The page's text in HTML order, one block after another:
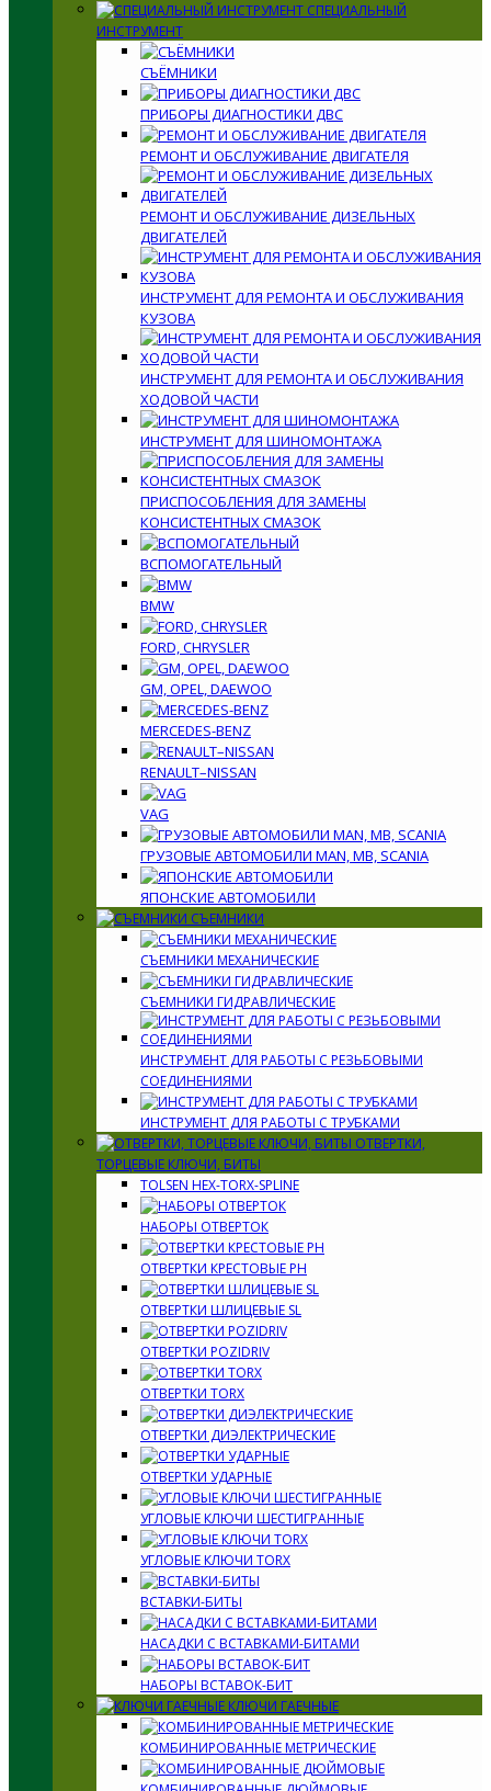
СПЕЦИАЛЬНЫЙ
ИНСТРУМЕНТ
СЪЁМНИКИ
ПРИБОРЫ ДИАГНОСТИКИ ДВС
РЕМОНТ И ОБСЛУЖИВАНИЕ ДВИГАТЕЛЯ
РЕМОНТ И ОБСЛУЖИВАНИЕ ДИЗЕЛЬНЫХ
ДВИГАТЕЛЕЙ
ИНСТРУМЕНТ ДЛЯ РЕМОНТА И ОБСЛУЖИВАНИЯ
КУЗОВА
ИНСТРУМЕНТ ДЛЯ РЕМОНТА И ОБСЛУЖИВАНИЯ
ХОДОВОЙ ЧАСТИ
ИНСТРУМЕНТ ДЛЯ ШИНОМОНТАЖА
ПРИСПОСОБЛЕНИЯ ДЛЯ ЗАМЕНЫ
КОНСИСТЕНТНЫХ СМАЗОК
ВСПОМОГАТЕЛЬНЫЙ
BMW
FORD, CHRYSLER
GM, OPEL, DAEWOO
MERCEDES-BENZ
RENAULT–NISSAN
VAG
ГРУЗОВЫЕ АВТОМОБИЛИ MAN, MB, SCANIA
ЯПОНСКИЕ АВТОМОБИЛИ
СЪЕМНИКИ
СЪЕМНИКИ МЕХАНИЧЕСКИЕ
СЪЕМНИКИ ГИДРАВЛИЧЕСКИЕ
ИНСТРУМЕНТ ДЛЯ РАБОТЫ С РЕЗЬБОВЫМИ
СОЕДИНЕНИЯМИ
ИНСТРУМЕНТ ДЛЯ РАБОТЫ С ТРУБКАМИ
ОТВЕРТКИ,
ТОРЦЕВЫЕ КЛЮЧИ, БИТЫ
TOLSEN HEX-TORX-SPLINE
НАБОРЫ ОТВЕРТОК
ОТВЕРТКИ КРЕСТОВЫЕ PH
ОТВЕРТКИ ШЛИЦЕВЫЕ SL
ОТВЕРТКИ POZIDRIV
ОТВЕРТКИ TORX
ОТВЕРТКИ ДИЭЛЕКТРИЧЕСКИЕ
ОТВЕРТКИ УДАРНЫЕ
УГЛОВЫЕ КЛЮЧИ ШЕСТИГРАННЫЕ
УГЛОВЫЕ КЛЮЧИ TORX
ВСТАВКИ-БИТЫ
НАСАДКИ С ВСТАВКАМИ-БИТАМИ
НАБОРЫ ВСТАВОК-БИТ
КЛЮЧИ ГАЕЧНЫЕ
КОМБИНИРОВАННЫЕ МЕТРИЧЕСКИЕ